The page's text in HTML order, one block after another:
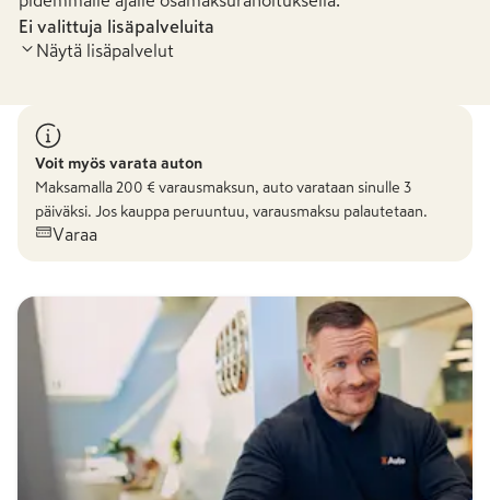
Ei valittuja lisäpalveluita
Näytä lisäpalvelut
Voit myös varata auton
Maksamalla 200 € varausmaksun, auto varataan sinulle 3
päiväksi. Jos kauppa peruuntuu, varausmaksu palautetaan.
Varaa